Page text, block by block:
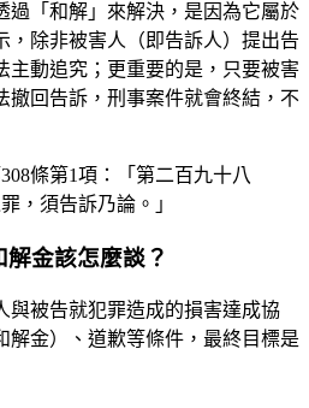
過「和解」來解決，是因為它屬於
，除非被害人（即告訴人）提出告
主動追究；更重要的是，只要被害
撤回告訴，刑事案件就會終結，不
條第1項：「第二百九十八
，須告訴乃論。」
金該怎麼談？
與被告就犯罪造成的損害達成協
解金）、道歉等條件，最終目標是